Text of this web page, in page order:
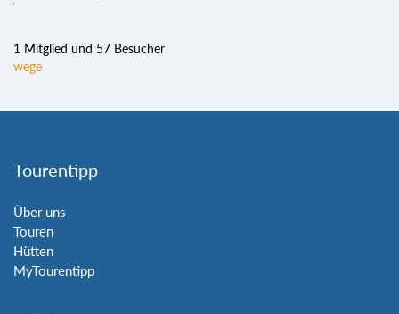
1 Mitglied und 57 Besucher
wege
Tourentipp
Über uns
Touren
Hütten
MyTourentipp